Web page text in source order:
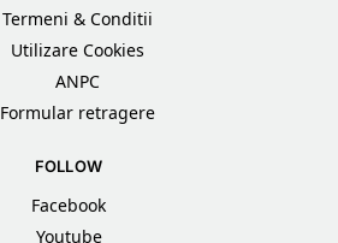
Termeni & Conditii
Utilizare Cookies
ANPC
Formular retragere
FOLLOW
Facebook
Youtube